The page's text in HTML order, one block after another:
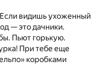
видишь ухоженный
— это дачники.
Пьют горькую.
При тебе еще
коробками